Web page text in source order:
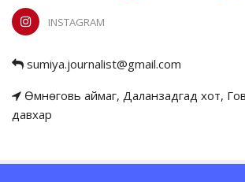
INSTAGRAM
sumiya.journalist@gmail.com
Өмнөговь аймаг, Даланзадгад хот,
давхар